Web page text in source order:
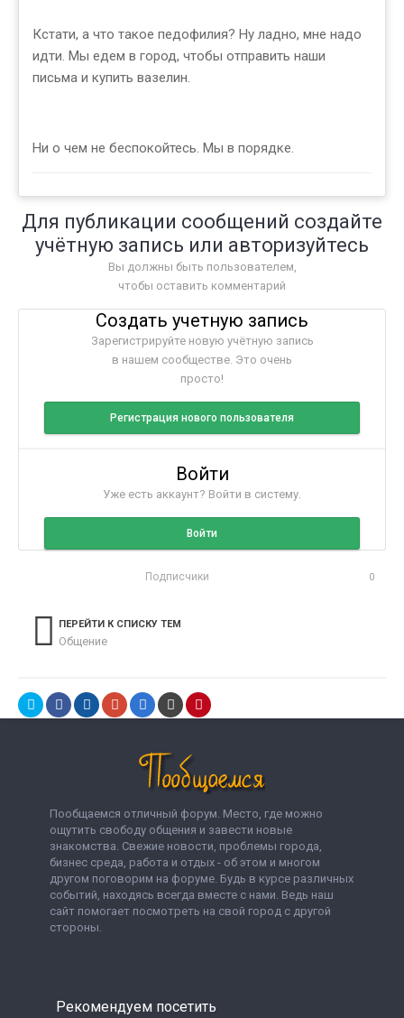
Кстати, а что такое педофилия? Ну ладно, мне надо
идти. Мы едем в город, чтобы отправить наши
письма и купить вазелин.
Ни о чем не беспокойтесь. Мы в порядке.
Для публикации сообщений создайте
учётную запись или авторизуйтесь
Вы должны быть пользователем,
чтобы оставить комментарий
Создать учетную запись
Зарегистрируйте новую учётную запись
в нашем сообществе. Это очень
просто!
Регистрация нового пользователя
Войти
Уже есть аккаунт? Войти в систему.
Войти
Подписчики 0
ПЕРЕЙТИ К СПИСКУ ТЕМ
Общение
Пообщаемся отличный форум. Место, где можно
ощутить свободу общения и завести новые
знакомства. Свежие новости, проблемы города,
бизнес среда, работа и отдых - об этом и многом
другом поговорим на форуме. Будь в курсе различных
событий, находясь всегда вместе с нами. Ведь наш
сайт помогает посмотреть на свой город с другой
стороны.
Рекомендуем посетить